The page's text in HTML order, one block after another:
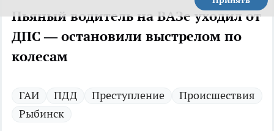
Пьяный водитель на ВАЗе уходил от
ДПС — остановили выстрелом по
колесам
ГАИ ПДД Преступление
Происшествия
Рыбинск